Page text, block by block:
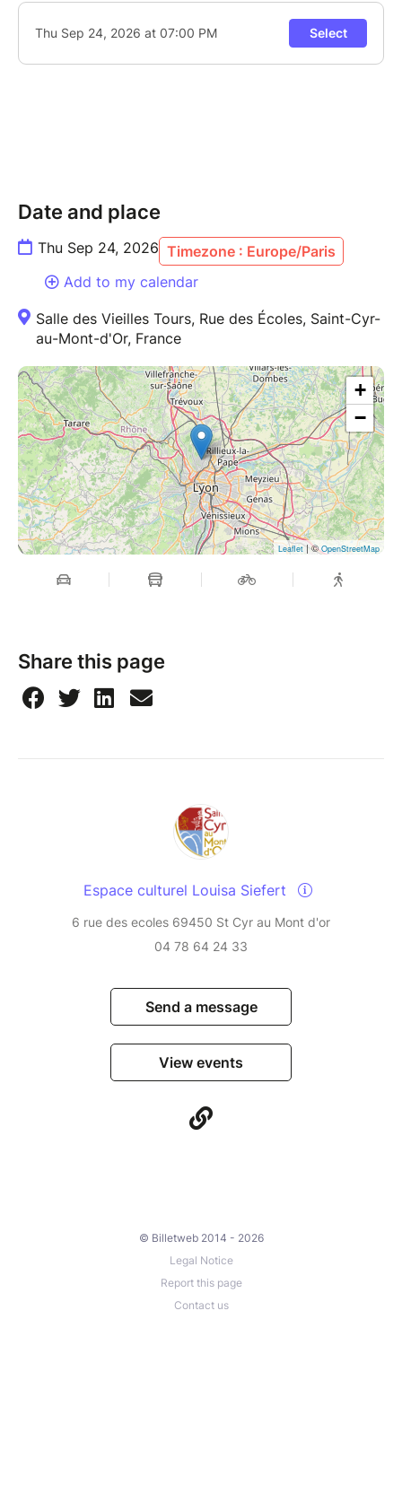
Date and place
Thu Sep 24, 2026 Timezone : Europe/Paris
Add to my calendar
Salle des Vieilles Tours, Rue des Écoles, Saint-Cyr-
au-Mont-d'Or, France
+
−
Leaflet| ©OpenStreetMap
Share this page
Espace culturel Louisa Siefert
6 rue des ecoles 69450 St Cyr au Mont d'or
04 78 64 24 33
Send a message
View events
© Billetweb 2014 - 2026
Legal Notice
Report this page
Contact us